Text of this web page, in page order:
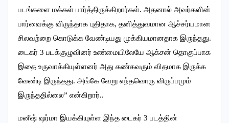
படங்களை மக்கள் பார்த்திருக்கிறார்கள். அதனால் அவர்களின்
பார்வைக்கு விருந்தாக புதிதாக, தனித்துவமான ஆச்சர்யமான
சிலவற்றை கொடுக்க வேண்டியது முக்கியமானதாக இருந்தது.
டைகர் 3 படக்குழுவினர் உண்மையிலேயே ஆக்சன் தொகுப்பாக
இதை உருவாக்கியுள்ளனர் அது கண்கவரும் விதமாக இருக்க
வேண்டி இருந்தது. அங்கே வேறு எந்தவொரு விருப்பமும்
இருந்ததில்லை” என்கிறார்..
மனீஷ் ஷர்மா இயக்கியுள்ள இந்த டைகர் 3 படத்தின்